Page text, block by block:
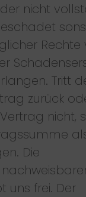
nicht
Tritt
zurück
nicht,
Die
uns frei. Der